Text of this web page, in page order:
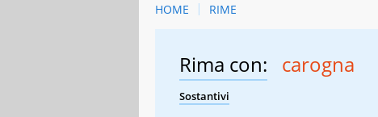
HOME RIME
Rima con: carogna
Sostantivi